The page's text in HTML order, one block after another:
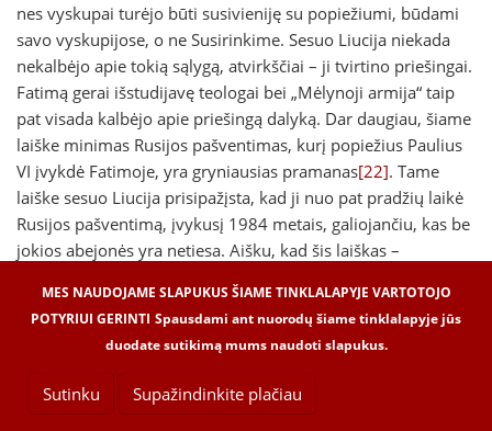
nes vyskupai turėjo būti susivieniję su popiežiumi, būdami
savo vyskupijose, o ne Susirinkime. Sesuo Liucija niekada
nekalbėjo apie tokią sąlygą, atvirkščiai – ji tvirtino priešingai.
Fatimą gerai išstudijavę teologai bei „Mėlynoji armija“ taip
pat visada kalbėjo apie priešingą dalyką. Dar daugiau, šiame
laiške minimas Rusijos pašventimas, kurį popiežius Paulius
VI įvykdė Fatimoje, yra gryniausias pramanas[22]. Tame
laiške sesuo Liucija prisipažįsta, kad ji nuo pat pradžių laikė
Rusijos pašventimą, įvykusį 1984 metais, galiojančiu, kas be
jokios abejonės yra netiesa. Aišku, kad šis laiškas –
spaudoje.
Kodėl gi arkivyskupas Bertone cituoja tokį seną ir abejotiną
laišką, jeigu jis pats ir popiežius asmeniškai kalbėjosi su
seserimi Liucija? Iš visko sprendžiant, jie negalėjo iš jos
išgauti trokštamų parodymų. Tai galima būtų pagrįsti dar
MES NAUDOJAME SLAPUKUS ŠIAME TINKLALAPYJE VARTOTOJO
POTYRIUI GERINTI Spausdami ant nuorodų šiame tinklalapyje jūs
duodate sutikimą mums naudoti slapukus.
Sutinku Supažindinkite plačiau